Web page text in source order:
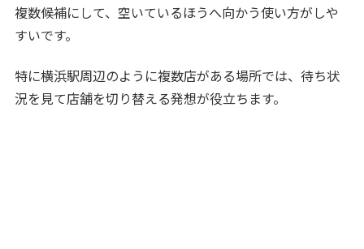
複数候補にして、空いているほうへ向かう使い方がしや
すいです。
特に横浜駅周辺のように複数店がある場所では、待ち状
況を見て店舗を切り替える発想が役立ちます。